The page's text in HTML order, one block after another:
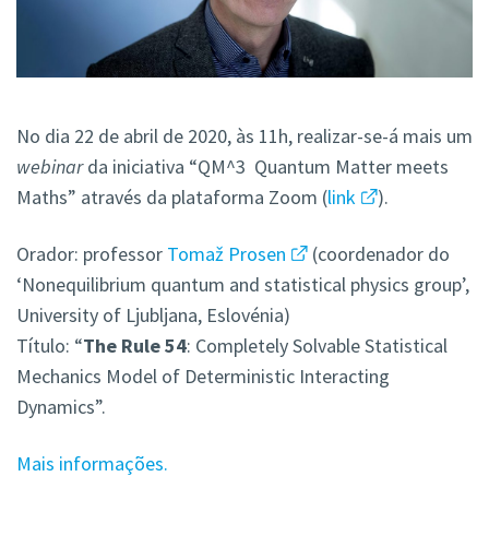
No dia 22 de abril de 2020, às 11h, realizar-se-á mais um
webinarda iniciativa “QM^3 Quantum Matter meets
Maths” através da plataforma Zoom (link ).
Orador: professor Tomaž Prosen
(coordenador do
‘Nonequilibrium quantum and statistical physics group’,
University of Ljubljana, Eslovénia)
Título: “The Rule 54: Completely Solvable Statistical
Mechanics Model of Deterministic Interacting
Dynamics”.
Mais informações.